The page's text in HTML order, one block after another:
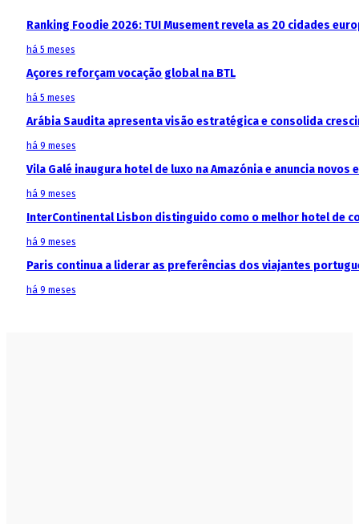
Ranking Foodie 2026: TUI Musement revela as 20 cidades
há 5 meses
Açores reforçam vocação global na BTL
há 5 meses
Arábia Saudita apresenta visão estratégica e consolida
há 9 meses
Vila Galé inaugura hotel de luxo na Amazónia e anuncia
há 9 meses
InterContinental Lisbon distinguido como o melhor hotel de
há 9 meses
Paris continua a liderar as preferências dos viajantes
há 9 meses